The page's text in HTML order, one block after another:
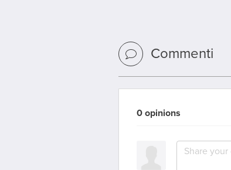
Commenti
0 opinions